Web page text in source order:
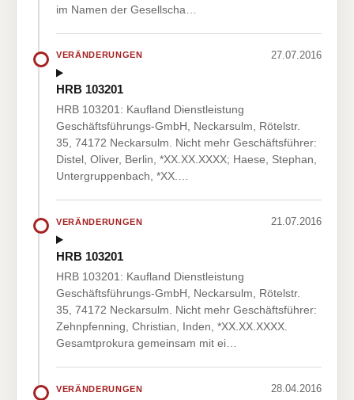
im Namen der Gesellscha…
VERÄNDERUNGEN 27.07.2016
HRB 103201
HRB 103201: Kaufland Dienstleistung
Geschäftsführungs-GmbH, Neckarsulm, Rötelstr.
35, 74172 Neckarsulm. Nicht mehr Geschäftsführer:
Distel, Oliver, Berlin, *XX.XX.XXXX; Haese, Stephan,
Untergruppenbach, *XX.…
VERÄNDERUNGEN 21.07.2016
HRB 103201
HRB 103201: Kaufland Dienstleistung
Geschäftsführungs-GmbH, Neckarsulm, Rötelstr.
35, 74172 Neckarsulm. Nicht mehr Geschäftsführer:
Zehnpfenning, Christian, Inden, *XX.XX.XXXX.
Gesamtprokura gemeinsam mit ei…
VERÄNDERUNGEN 28.04.2016